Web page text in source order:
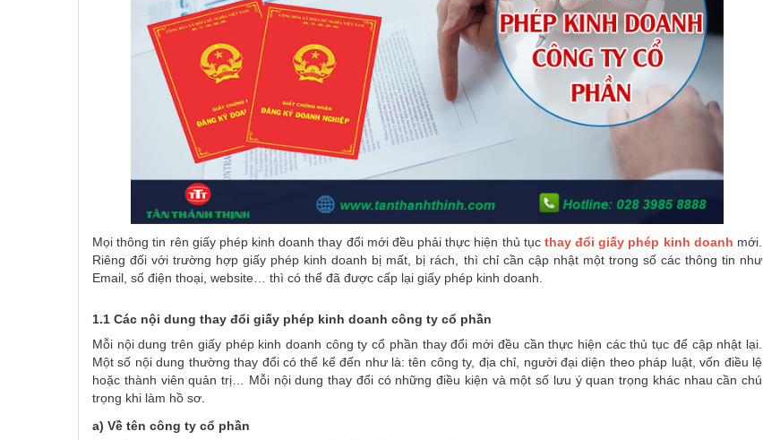
Mọi thông tin rên giấy phép kinh doanh thay đổi mới đều phải thực hiện thủ tục thay đổi giấy phép kinh doanh mới.
Riêng đối với trường hợp giấy phép kinh doanh bị mất, bị rách, thì chỉ cần cập nhật một trong số các thông tin như
Email, số điện thoại, website… thì có thể đã được cấp lại giấy phép kinh doanh.
1.1 Các nội dung thay đổi giấy phép kinh doanh công ty cổ phần
Mỗi nội dung trên giấy phép kinh doanh công ty cổ phần thay đổi mới đều cần thực hiện các thủ tục để cập nhật lại.
Một số nội dung thường thay đổi có thể kể đến như là: tên công ty, địa chỉ, người đại diện theo pháp luật, vốn điều lệ
hoặc thành viên quản trị… Mỗi nội dung thay đổi có những điều kiện và một số lưu ý quan trọng khác nhau cần chú
trọng khi làm hồ sơ.
a) Về tên công ty cổ phần